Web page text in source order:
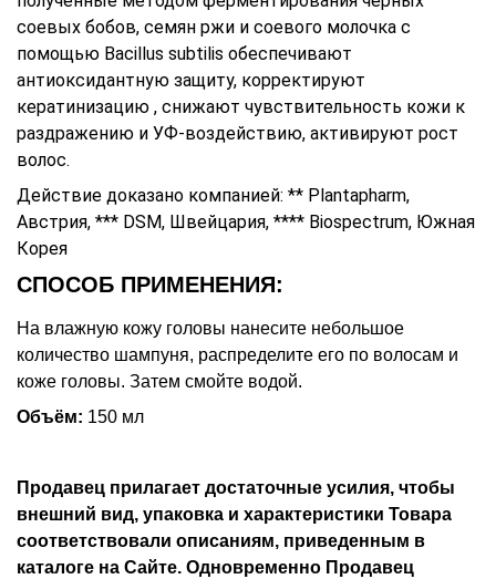
соевых бобов, семян ржи и соевого молочка с
помощью Bacillus subtilis обеспечивают
антиоксидантную защиту, корректируют
кератинизацию , снижают чувствительность кожи к
раздражению и УФ-воздействию, активируют рост
волос.
Действие доказано компанией: ** Plantapharm,
Австрия, *** DSM, Швейцария, **** Biospectrum, Южная
Корея
СПОСОБ ПРИМЕНЕНИЯ:
На влажную кожу головы нанесите небольшое
количество шампуня, распределите его по волосам и
коже головы. Затем смойте водой.
Объём: 150 мл
Продавец прилагает достаточные усилия, чтобы
внешний вид, упаковка и характеристики Товара
соответствовали описаниям, приведенным в
каталоге на Сайте. Одновременно Продавец